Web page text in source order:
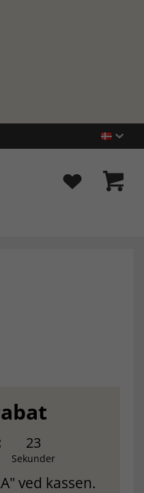
22
Sekunder
ved kassen.